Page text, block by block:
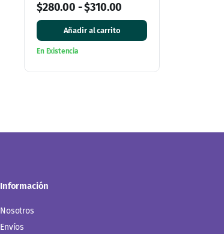
$280.00 -$310.00
Añadir al carrito
En Existencia
Información
Nosotros
Envíos